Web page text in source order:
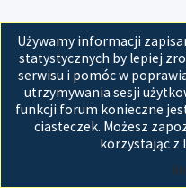
Używamy informacji
statystycznych by lepiej
serwisu i pomóc w
utrzymywania sesji
funkcji forum konieczne
ciasteczek. Możesz
korzystając z